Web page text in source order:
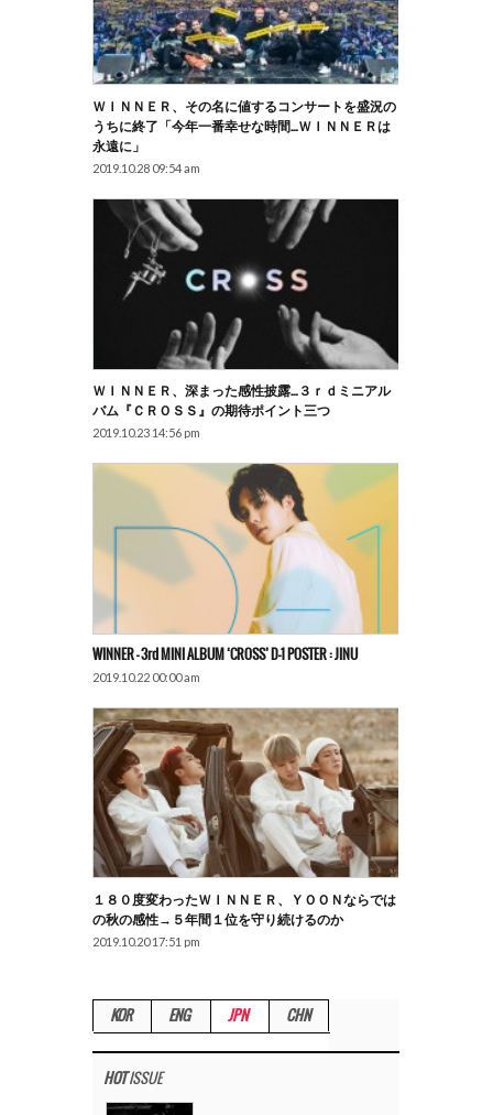
ＷＩＮＮＥＲ、その名に値するコンサートを盛況の
うちに終了「今年一番幸せな時間…ＷＩＮＮＥＲは
永遠に」
2019.10.28 09:54 am
ＷＩＮＮＥＲ、深まった感性披露…３ｒｄミニアル
バム『ＣＲＯＳＳ』の期待ポイント三つ
2019.10.23 14:56 pm
WINNER – 3rd MINI ALBUM ‘CROSS’ D-1 POSTER : JINU
2019.10.22 00:00 am
１８０度変わったＷＩＮＮＥＲ、ＹＯＯＮならでは
の秋の感性→５年間１位を守り続けるのか
2019.10.20 17:51 pm
KOR ENG JPN CHN
HOTISSUE